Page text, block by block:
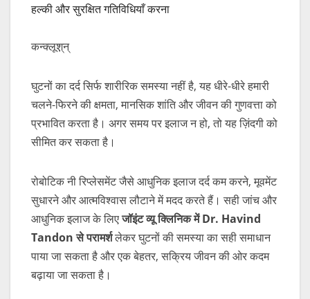
हल्की और सुरक्षित गतिविधियाँ करना
कन्क्‍लूश़्‌न्‌
घुटनों का दर्द सिर्फ शारीरिक समस्या नहीं है, यह धीरे-धीरे हमारी
चलने-फिरने की क्षमता, मानसिक शांति और जीवन की गुणवत्ता को
प्रभावित करता है। अगर समय पर इलाज न हो, तो यह ज़िंदगी को
सीमित कर सकता है।
रोबोटिक नी रिप्लेसमेंट जैसे आधुनिक इलाज दर्द कम करने, मूवमेंट
सुधारने और आत्मविश्वास लौटाने में मदद करते हैं। सही जांच और
आधुनिक इलाज के लिएजॉइंटव्यूक्लिनिकमें Dr. Havind
Tandonसेपरामर्शलेकर घुटनों की समस्या का सही समाधान
पाया जा सकता है और एक बेहतर, सक्रिय जीवन की ओर कदम
बढ़ाया जा सकता है।